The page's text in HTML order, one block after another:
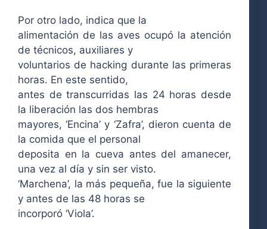
Por otro lado, indica que la
alimentación de las aves ocupó la atención
de técnicos, auxiliares y
voluntarios de hacking durante las primeras
horas. En este sentido,
antes de transcurridas las 24 horas desde
la liberación las dos hembras
mayores, ‘Encina’ y ‘Zafra’, dieron cuenta de
la comida que el personal
deposita en la cueva antes del amanecer,
una vez al día y sin ser visto.
‘Marchena’, la más pequeña, fue la siguiente
y antes de las 48 horas se
incorporó ‘Viola’.